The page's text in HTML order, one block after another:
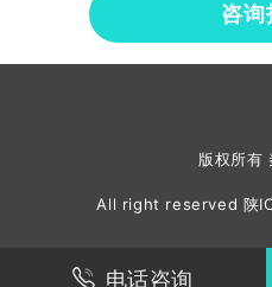
咨询
版权所有
All right reserved 陕
电话咨询